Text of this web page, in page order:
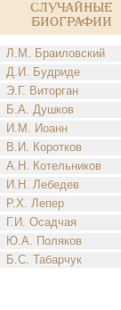
Случайные
биографии
Л.М. Браиловский
Д.И. Будриде
Э.Г. Виторган
Б.А. Душков
И.М. Иоанн
В.И. Коротков
А.Н. Котельников
И.Н. Лебедев
Р.Х. Лепер
Г.И. Осадчая
Ю.А. Поляков
Б.С. Табарчук